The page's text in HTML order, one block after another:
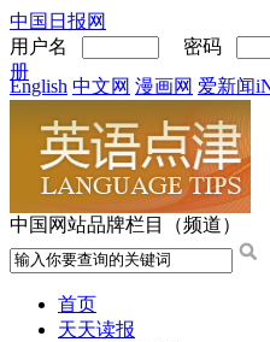
中国日报网
用户名
密码
册
English 中文网 漫画网 爱新闻
中国网站品牌栏目（频道）
首页
天天读报